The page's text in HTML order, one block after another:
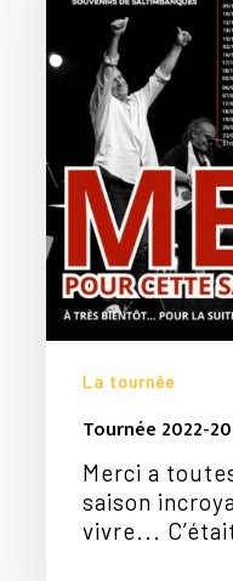
à
tous
La tournée
Tournée 2022-
Merci a
saison
vivre...